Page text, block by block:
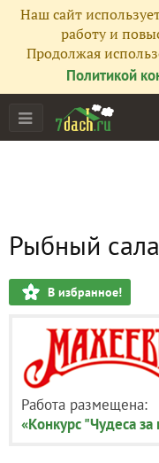
Наш сайт
работу и
Продолжая
Политикой
Рыбный
В избранное!
Работа размещена:
«Конкурс "Чудеса